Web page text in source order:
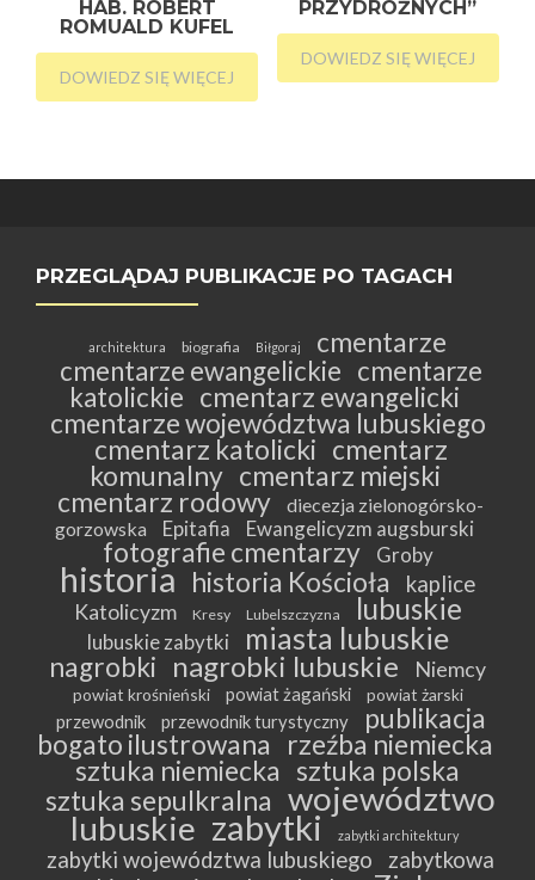
HAB. ROBERT
ROMUALD KUFEL
DOWIEDZ SIĘ WIĘCEJ
PRZYDROŻNYCH”
DOWIEDZ SIĘ WIĘCEJ
PRZEGLĄDAJ PUBLIKACJE PO TAGACH
architektura biografia Biłgoraj
cmentarze
cmentarze ewangelickie cmentarze
katolickie cmentarz ewangelicki
cmentarze województwa lubuskiego
cmentarz katolicki cmentarz
komunalny cmentarz miejski
cmentarz rodowy
diecezja zielonogórsko-
gorzowska
Epitafia Ewangelicyzm augsburski
fotografie cmentarzy Groby
historia historia Kościoła kaplice
Katolicyzm Kresy Lubelszczyzna lubuskie
lubuskie zabytki miasta lubuskie
nagrobki nagrobki lubuskie Niemcy
powiat krośnieński powiat żagański powiat żarski
przewodnik przewodnik turystyczny
publikacja
bogato ilustrowana
rzeźba niemiecka
sztuka niemiecka sztuka polska
sztuka sepulkralna województwo
lubuskie zabytki zabytki architektury
zabytki województwa lubuskiego
zabytkowa